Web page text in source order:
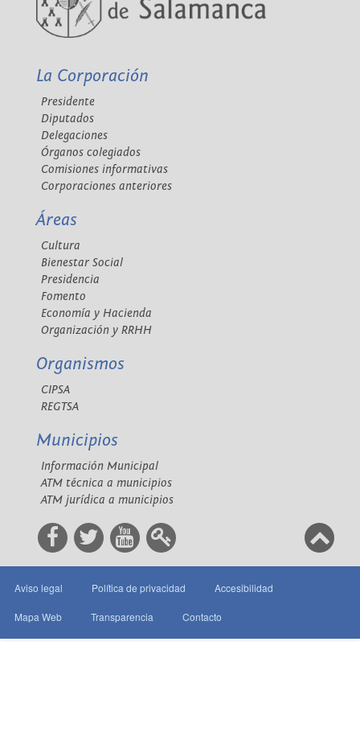
La Corporación
Presidente
Diputados
Delegaciones
Órganos colegiados
Comisiones informativas
Corporaciones anteriores
Áreas
Cultura
Bienestar Social
Presidencia
Fomento
Economía y Hacienda
Organización y RRHH
Organismos
CIPSA
REGTSA
Municipios
Información Municipal
ATM técnica a municipios
ATM jurídica a municipios
Aviso legal Política de privacidad Accesibilidad
Mapa Web Transparencia Contacto